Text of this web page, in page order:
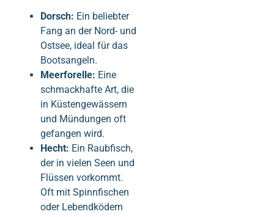
Dorsch: Ein beliebter
Fang an der Nord- und
Ostsee, ideal für das
Bootsangeln.
Meerforelle: Eine
schmackhafte Art, die
in Küstengewässern
und Mündungen oft
gefangen wird.
Hecht: Ein Raubfisch,
der in vielen Seen und
Flüssen vorkommt.
Oft mit Spinnfischen
oder Lebendködern